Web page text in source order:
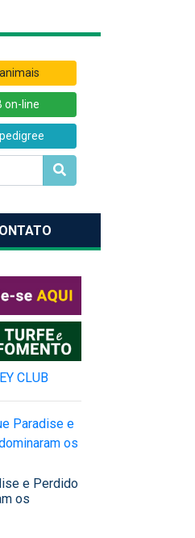
on-line
e Perdido
os